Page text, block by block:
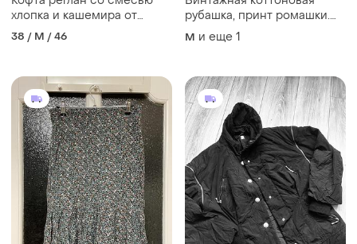
хлопка и кашемира от
bernd berger
38 / M / 46
рубашка, принт ромашки.
размер,мl
M и еще 1